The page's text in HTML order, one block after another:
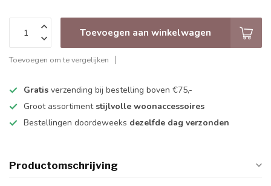
Toevoegen aan winkelwagen
Toevoegen om te vergelijken
Gratis verzending bij bestelling boven €75,-
Groot assortiment stijlvolle woonaccessoires
Bestellingen doordeweeks dezelfde dag verzonden
Productomschrijving